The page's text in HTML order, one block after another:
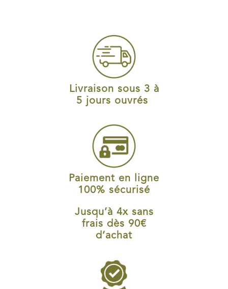
Livraison sous 3 à
5 jours ouvrés
Paiement en ligne
100% sécurisé
Jusqu’à 4x sans
frais dès 90€
d’achat